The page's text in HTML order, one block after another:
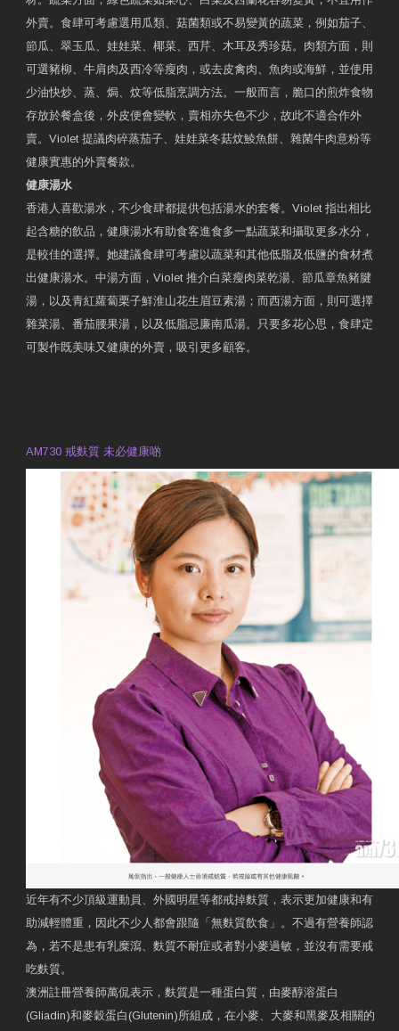
外賣。食肆可考慮選用瓜類、菇菌類或不易變黃的蔬菜，例如茄子、
節瓜、翠玉瓜、娃娃菜、椰菜、西芹、木耳及秀珍菇。肉類方面，則
可選豬柳、牛肩肉及西冷等瘦肉，或去皮禽肉、魚肉或海鮮，並使用
少油快炒、蒸、焗、炆等低脂烹調方法。一般而言，脆口的煎炸食物
存放於餐盒後，外皮便會變軟，賣相亦失色不少，故此不適合作外
賣。Violet 提議肉碎蒸茄子、娃娃菜冬菇炆鯪魚餅、雜菌牛肉意粉等
健康實惠的外賣餐款。
健康湯水
香港人喜歡湯水，不少食肆都提供包括湯水的套餐。Violet 指出相比
起含糖的飲品，健康湯水有助食客進食多一點蔬菜和攝取更多水分，
是較佳的選擇。她建議食肆可考慮以蔬菜和其他低脂及低鹽的食材煮
出健康湯水。中湯方面，Violet 推介白菜瘦肉菜乾湯、節瓜章魚豬腱
湯，以及青紅蘿蔔栗子鮮淮山花生眉豆素湯；而西湯方面，則可選擇
雜菜湯、番茄腰果湯，以及低脂忌廉南瓜湯。只要多花心思，食肆定
可製作既美味又健康的外賣，吸引更多顧客。
AM730 戒麩質 未必健康啲
近年有不少頂級運動員、外國明星等都戒掉麩質，表示更加健康和有
助減輕體重，因此不少人都會跟隨「無麩質飲食」。不過有營養師認
為，若不是患有乳糜瀉、麩質不耐症或者對小麥過敏，並沒有需要戒
吃麩質。
澳洲註冊營養師萬侃表示，麩質是一種蛋白質，由麥醇溶蛋白
(Gliadin)和麥穀蛋白(Glutenin)所組成，在小麥、大麥和黑麥及相關的